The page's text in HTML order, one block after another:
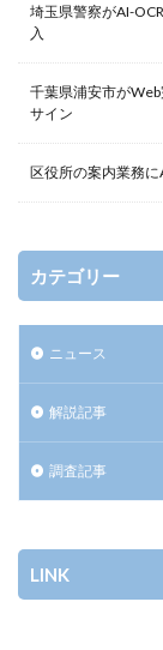
埼玉県警察がAI-
入
千葉県浦安市が
サイン
区役所の案内業務
カテゴリー
ニュース
解説記事
調査記事
LINK